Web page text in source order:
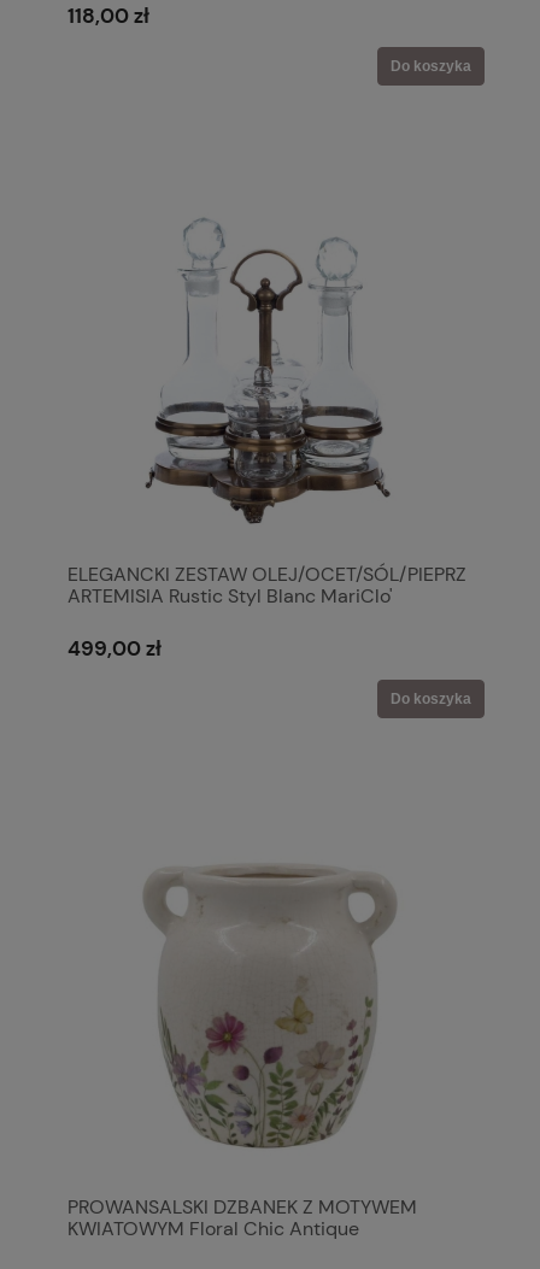
118,00 zł
Do koszyka
ELEGANCKI ZESTAW OLEJ/OCET/SÓL/PIEPRZ
ARTEMISIA Rustic Styl Blanc MariClo'
499,00 zł
Do koszyka
PROWANSALSKI DZBANEK Z MOTYWEM
KWIATOWYM Floral Chic Antique